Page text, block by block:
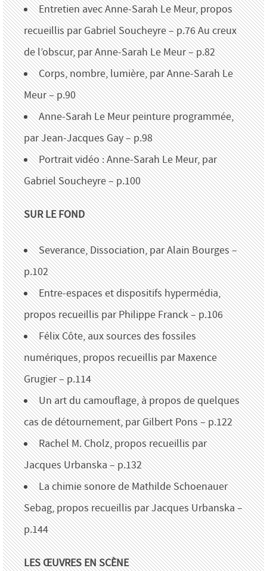
Entretien avec Anne-Sarah Le Meur, propos
recueillis par Gabriel Soucheyre – p.76 Au creux
de l’obscur, par Anne-Sarah Le Meur – p.82
Corps, nombre, lumière, par Anne-Sarah Le
Meur – p.90
Anne-Sarah Le Meur peinture programmée,
par Jean-Jacques Gay – p.98
Portrait vidéo : Anne-Sarah Le Meur, par
Gabriel Soucheyre – p.100
SUR LE FOND
Severance, Dissociation, par Alain Bourges –
p.102
Entre-espaces et dispositifs hypermédia,
propos recueillis par Philippe Franck – p.106
Félix Côte, aux sources des fossiles
numériques, propos recueillis par Maxence
Grugier – p.114
Un art du camouflage, à propos de quelques
cas de détournement, par Gilbert Pons – p.122
Rachel M. Cholz, propos recueillis par
Jacques Urbanska – p.132
La chimie sonore de Mathilde Schoenauer
Sebag, propos recueillis par Jacques Urbanska –
p.144
LES ŒUVRES EN SCÈNE